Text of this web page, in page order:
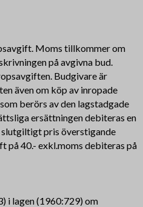
Moms tillkommer om
på avgivna bud.
Budgivare är
även om köp av inropade
berörs av den lagstadgade
ersättningen debiteras en
pris överstigande
på 40.- exkl.moms debiteras på
i lagen (1960:729) om